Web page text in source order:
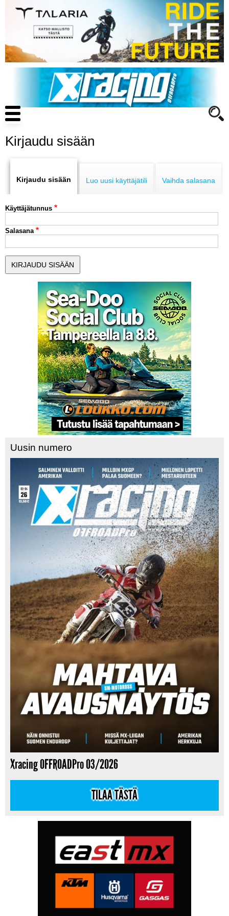
pääsisältöön
Main
navigation
ENDURO
LUE DIGILEHDET
ASIAKASPALVELU JA
OHJEET
MEDIATIEDOT
YHTEYSTIEDOT
Kirjaudu sisään
tabs
Kirjaudu sisään Luo uusi käyttäjätili Vaihda salasana
Käyttäjätunnus
Salasana
Uusin numero
Xracing OFFROADPro 03/2026
TILAA TÄSTÄ